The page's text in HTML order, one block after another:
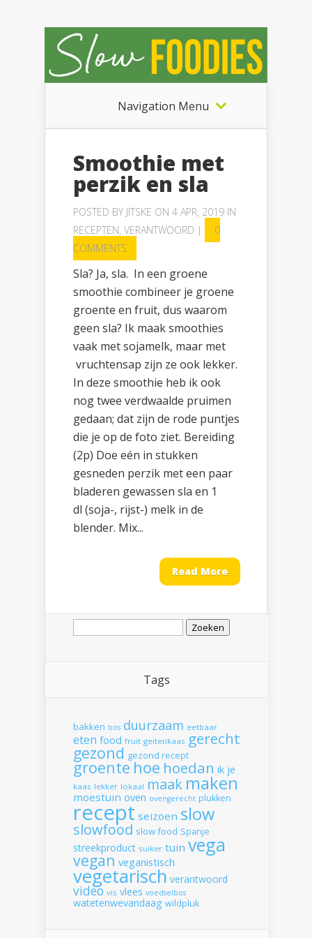
Navigation Menu
Smoothie met
perzik en sla
POSTED BY JITSKE ON 4 APR, 2019 IN
RECEPTEN, VERANTWOORD |
0
COMMENTS
Sla? Ja, sla. In een groene
smoothie combineer je groene
groente en fruit, dus waarom
geen sla? Ik maak smoothies
vaak met sojamelk, maar met
vruchtensap zijn ze ook lekker.
In deze smoothie heb ik ook
nog twee verdwaalde pruimen
gedaan; dat zijn de rode puntjes
die je op de foto ziet. Bereiding
(2p) Doe eén in stukken
gesneden perzik met een paar
bladeren gewassen sla en 1
dl (soja-, rijst-) melk in de
blender. Mix...
Read More
Zoeken
Tags
bakken bos duurzaam eetbaar
eten food fruit geitenkaas gerecht
gezond gezond recept
groente hoe hoedan ik je
kaas lekker lokaal maak maken
moestuin oven ovengerecht plukken
recept seizoen slow
slowfood slow food Spanje
streekproduct suiker tuin vega
vegan veganistisch
vegetarisch verantwoord
video vis vlees voedselbos
watetenwevandaag wildpluk